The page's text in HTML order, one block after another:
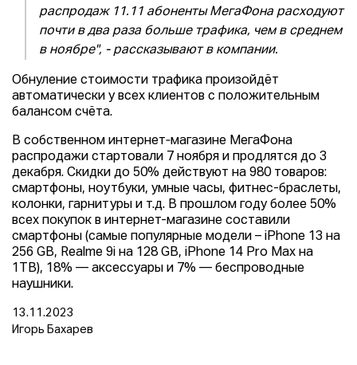
распродаж 11.11 абоненты МегаФона расходуют
почти в два раза больше трафика, чем в среднем
в ноябре", - рассказывают в компании.
Обнуление стоимости трафика произойдёт
автоматически у всех клиентов с положительным
балансом счёта.
В собственном интернет‑магазине МегаФона
распродажи стартовали 7 ноября и продлятся до 3
декабря. Скидки до 50% действуют на 980 товаров:
смартфоны, ноутбуки, умные часы, фитнес-браслеты,
колонки, гарнитуры и т.д. В прошлом году более 50%
всех покупок в интернет-магазине составили
смартфоны (самые популярные модели – iPhone 13 на
256 GB, Realme 9i на 128 GB, iPhone 14 Pro Max на
1TB), 18% — аксессуары и 7% — беспроводные
наушники.
13.11.2023
Игорь Бахарев